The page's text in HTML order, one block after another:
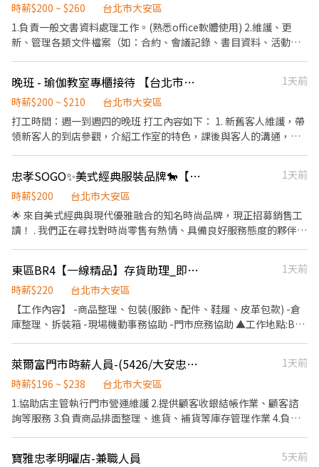
------------------------------------------------- 【工作地點】 大安
溫州店 台北市大安區溫州街8號1樓 大安瑞安店 台北市大安區瑞安
街146號 大安安居店 台北市大安區安居街35巷2號 -----------------
-------------------------------------------------------- 【應徵流
程】 以上地點可以應徵，都歡迎詢問喲！ ID：@011wipti *會有你
的專屬顧問 Tommy偷米 與您聯繫哦* 截圖給我【應徵職缺+姓名
+電話】
時薪$200 ~ $260
台北市大安區
1.負責一般文書資料處理工作。(熟悉office軟體使用) 2.維護、更
新、管理各類文件檔案（如：合約、會議記錄、書目資料、活動文
訪客，確定其拜訪性質及目的，並引領其至特定地點。 6.接聽、過
濾、轉接來電，並提供資訊（如：服務據點、公司員工及服務內
容）及留言服務。 7.協助遞送公文及收發信件。 8.傾聽並處理客戶
問題。 9.負責文件表單的歸檔及保存。 10.誠實,反應快,負責任,口齒
晚班 - 瑜伽教室專櫃接待 【台北市東區】
1天前
時薪$200 ~ $210
台北市大安區
打工時間：週一到週四的晚班 打工內容如下： 1. 新舊客人維護，帶
領新客人的到店參觀，介紹工作室的特色，課後與客人的溝通，收
售。 工作比例25% 4.系統操作，添加客人信息，預約，取消和添加
課程等。 工作比例25% 5. 配合教練溝通和預約私教或者安排團課。
工作比例5% 6. 健身房維護，配合清潔人員保持環境整潔。隨時需
查看和維持零售區，更衣區，教室以及公共區域的東西擺放和整
忠孝SOGO✨美式經典服裝品牌🐎【門市工讀】 #長期 #百貨
1天前
時薪$200
台北市大安區
🌟 來自美式經典與現代優雅融合的知名時尚品牌，現正招募銷售工
讀！ . 我們正在尋找對時尚零售有熱情、具備良好服務態度的夥伴，
存管理 4.其餘主管交辦事項 . 【時薪】$200/時 . 【工作時間】一周
約4-5天 配合百貨營業時間輪班制（含例假日排休） . 【地點】臺北
市大安區忠孝東路四段45號4樓 . 📢快速應徵｜加賴 ID：
@969playo 或來電預約：02-66362428(分機230)
東區BR4【一線精品】存貨助理_即日起至12/31_RFS835
1天前
時薪$220
台北市大安區
【工作內容】 -商品整理、包裝(服飾、配件、鞋履、皮革包款) -倉
庫整理、拆裝箱 -現場機動事務協助 -門市庶務協助 ▲工作地點:BR4
萊爾富門市時薪人員-(5426/大安忠孝東)
1天前
時薪$196 ~ $238
台北市大安區
1.協助店主管執行門市營運維護 2.提供顧客收銀結帳作業、顧客諮
詢等服務 3.負責商品排面整理、進貨、補貨等庫存管理作業 4.負責
寶雅忠孝明曜店-兼職人員
5天前